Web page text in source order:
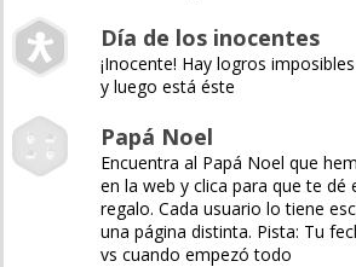
Día de los inocentes
¡Inocente! Hay logros
y luego está éste
Papá Noel
Encuentra al Papá Noel que
en la web y clica para que te dé
regalo. Cada usuario lo tiene
una página distinta. Pista: Tu
vs cuando empezó todo